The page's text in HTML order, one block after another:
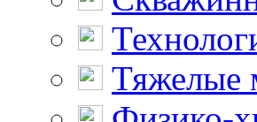
Тяжелые